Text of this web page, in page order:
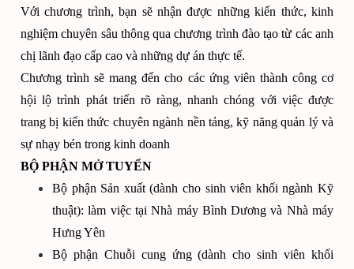
Với chương trình, bạn sẽ nhận được những kiến thức, kinh
nghiệm chuyên sâu thông qua chương trình đào tạo từ các anh
chị lãnh đạo cấp cao và những dự án thực tế.
Chương trình sẽ mang đến cho các ứng viên thành công cơ
hội lộ trình phát triển rõ ràng, nhanh chóng với việc được
trang bị kiến thức chuyên ngành nền tảng, kỹ năng quản lý và
sự nhạy bén trong kinh doanh
BỘ PHẬN MỞ TUYỂN
Bộ phận Sản xuất (dành cho sinh viên khối ngành Kỹ
thuật): làm việc tại Nhà máy Bình Dương và Nhà máy
Hưng Yên
Bộ phận Chuỗi cung ứng (dành cho sinh viên khối